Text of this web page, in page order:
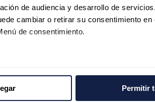
de audiencia y desarrollo de
cambiar o retirar su consentimiento en
de consentimiento.
Permitir